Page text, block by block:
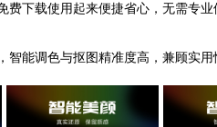
下载使用起来便捷省心，无需专业
能调色与抠图精准度高，兼顾实用